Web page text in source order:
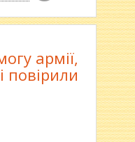
армії,
повірили